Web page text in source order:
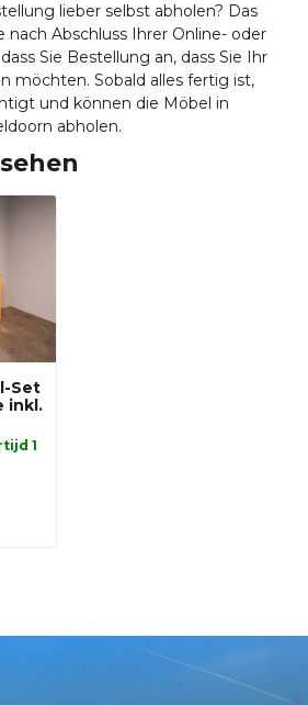
lieber selbst abholen? Das
nach Abschluss Ihrer Online- oder
Sie Bestellung an, dass Sie Ihr
möchten. Sobald alles fertig ist,
und können die Möbel in
abholen.
Set
inkl.
1